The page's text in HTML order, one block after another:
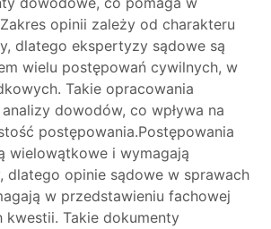
opinii zależy od charakteru
dlatego ekspertyzy sądowe są
wielu postępowań cywilnych, w
Takie opracowania
dowodów, co wpływa na
postępowania.Postępowania
wielowątkowe i wymagają
dlatego opinie sądowe w sprawach
w przedstawieniu fachowej
kwestii. Takie dokumenty